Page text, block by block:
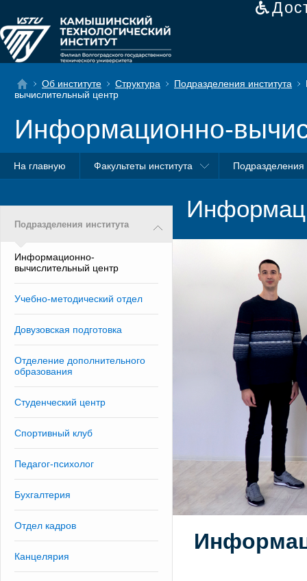
Об институте Структура Подразделения института
вычислительный центр
Информационно-
На главную Факультеты института Подразделения
Подразделения института
Информационно-
вычислительный центр
Учебно-методический отдел
Довузовская подготовка
Отделение дополнительного
образования
Студенческий центр
Спортивный клуб
Педагог-психолог
Бухгалтерия
Отдел кадров
Канцелярия